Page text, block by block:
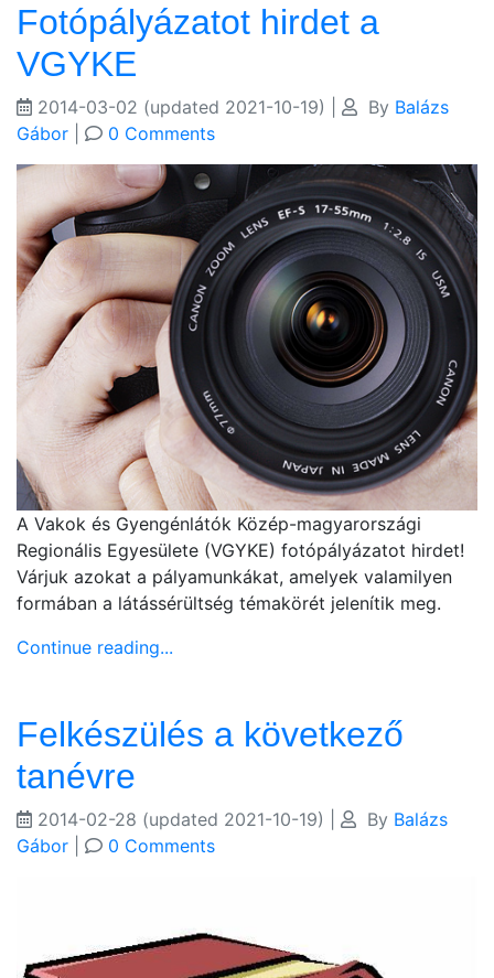
Fotópályázatot hirdet a
VGYKE
2014-03-02 (updated 2021-10-19) By Balázs
Gábor
0 Comments
A Vakok és Gyengénlátók Közép-magyarországi
Regionális Egyesülete (VGYKE) fotópályázatot hirdet!
Várjuk azokat a pályamunkákat, amelyek valamilyen
formában a látássérültség témakörét jelenítik meg.
Continue reading...
Felkészülés a következő
tanévre
2014-02-28 (updated 2021-10-19) By Balázs
Gábor
0 Comments